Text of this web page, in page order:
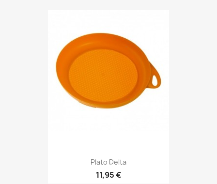
Plato Delta
Precio
11,95 €